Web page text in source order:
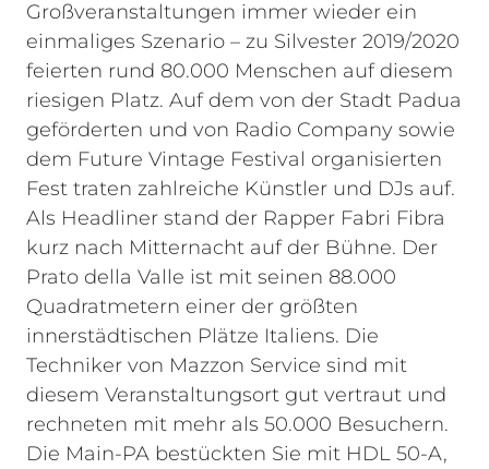
Großveranstaltungen immer wieder ein
einmaliges Szenario – zu Silvester 2019/2020
feierten rund 80.000 Menschen auf diesem
riesigen Platz. Auf dem von der Stadt Padua
geförderten und von Radio Company sowie
dem Future Vintage Festival organisierten
Fest traten zahlreiche Künstler und DJs auf.
Als Headliner stand der Rapper Fabri Fibra
kurz nach Mitternacht auf der Bühne. Der
Prato della Valle ist mit seinen 88.000
Quadratmetern einer der größten
innerstädtischen Plätze Italiens. Die
Techniker von Mazzon Service sind mit
diesem Veranstaltungsort gut vertraut und
rechneten mit mehr als 50.000 Besuchern.
Die Main-PA bestückten Sie mit HDL 50-A,